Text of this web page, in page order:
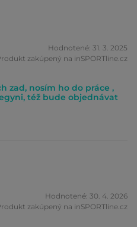
Hodnotené: 31. 3. 2025
zakúpený na inSPORTline.cz
zad, nosím ho do práce ,
též bude objednávat
Hodnotené: 30. 4. 2026
zakúpený na inSPORTline.cz